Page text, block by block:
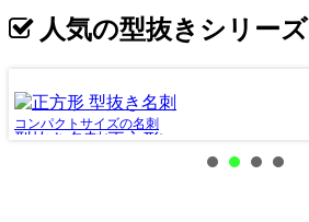
人気の型抜きシリーズ
コンパクトサイズの名刺
型抜き名刺(正方形)